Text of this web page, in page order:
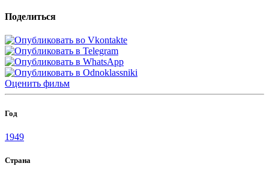
Поделиться
Оценить фильм
Год
1949
Страна